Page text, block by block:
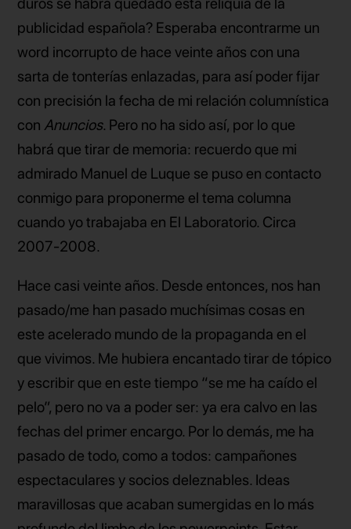
publicidad española? Esperaba encontrarme un
word incorrupto de hace veinte años con una
sarta de tonterías enlazadas, para así poder fijar
con precisión la fecha de mi relación columnística
con Anuncios. Pero no ha sido así, por lo que
habrá que tirar de memoria: recuerdo que mi
admirado Manuel de Luque se puso en contacto
conmigo para proponerme el tema columna
cuando yo trabajaba en El Laboratorio. Circa
2007-2008.
Hace casi veinte años. Desde entonces, nos han
pasado/me han pasado muchísimas cosas en
este acelerado mundo de la propaganda en el
que vivimos. Me hubiera encantado tirar de tópico
y escribir que en este tiempo “se me ha caído el
pelo”, pero no va a poder ser: ya era calvo en las
fechas del primer encargo. Por lo demás, me ha
pasado de todo, como a todos: campañones
espectaculares y socios deleznables. Ideas
maravillosas que acaban sumergidas en lo más